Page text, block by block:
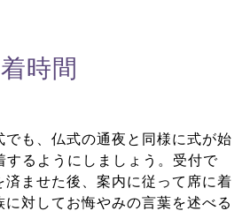
時間
でも、仏式の通夜と同様に式が始
するようにしましょう。受付で
済ませた後、案内に従って席に着
に対してお悔やみの言葉を述べる